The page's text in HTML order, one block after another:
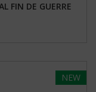
FIN DE GUERRE
NEW